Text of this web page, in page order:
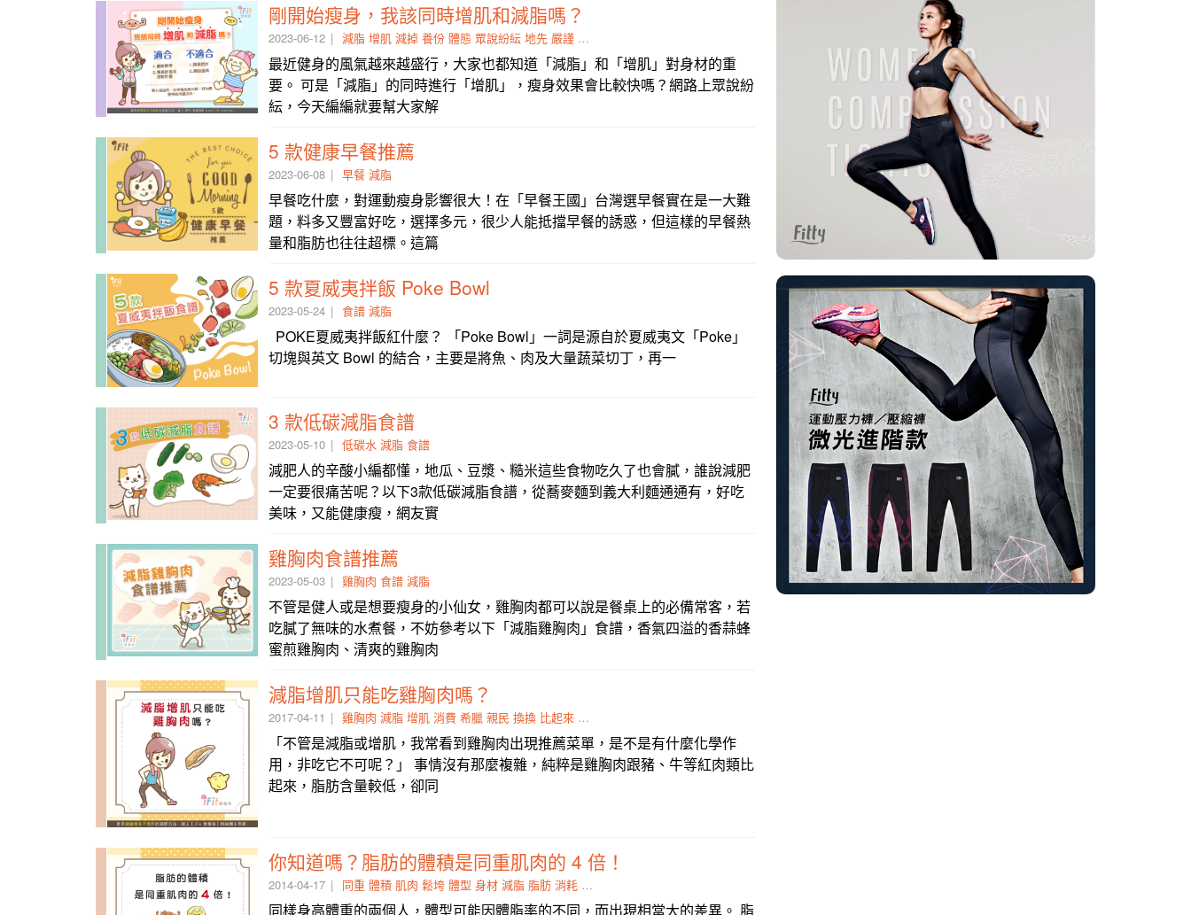
剛開始瘦身，我該同時增肌和減脂嗎？
2023-06-12 減脂 增肌 減掉 養份 體態 眾說紛紜 地先 嚴謹 作用力
最近健身的風氣越來越盛行，大家也都知道「減脂」和「增肌」對身材的重
要。 可是「減脂」的同時進行「增肌」，瘦身效果會比較快嗎？網路上眾說紛
紜，今天編編就要幫大家解
5 款健康早餐推薦
2023-06-08 早餐 減脂
早餐吃什麼，對運動瘦身影響很大！在「早餐王國」台灣選早餐實在是一大難
題，料多又豐富好吃，選擇多元，很少人能抵擋早餐的誘惑，但這樣的早餐熱
量和脂肪也往往超標。這篇
5 款夏威夷拌飯 Poke Bowl
2023-05-24 食譜 減脂
POKE夏威夷拌飯紅什麼？ 「Poke Bowl」一詞是源自於夏威夷文「Poke」
切塊與英文 Bowl 的結合，主要是將魚、肉及大量蔬菜切丁，再一
3 款低碳減脂食譜
2023-05-10 低碳水 減脂 食譜
減肥人的辛酸小編都懂，地瓜、豆漿、糙米這些食物吃久了也會膩，誰說減肥
一定要很痛苦呢？以下3款低碳減脂食譜，從蕎麥麵到義大利麵通通有，好吃
美味，又能健康瘦，網友實
雞胸肉食譜推薦
2023-05-03 雞胸肉 食譜 減脂
不管是健人或是想要瘦身的小仙女，雞胸肉都可以說是餐桌上的必備常客，若
吃膩了無味的水煮餐，不妨參考以下「減脂雞胸肉」食譜，香氣四溢的香蒜蜂
蜜煎雞胸肉、清爽的雞胸肉
減脂增肌只能吃雞胸肉嗎？
2017-04-11 雞胸肉 減脂 增肌 消費 希臘 親民 換換 比起來 菜單
「不管是減脂或增肌，我常看到雞胸肉出現推薦菜單，是不是有什麼化學作
用，非吃它不可呢？」 事情沒有那麼複雜，純粹是雞胸肉跟豬、牛等紅肉類比
起來，脂肪含量較低，卻同
你知道嗎？脂肪的體積是同重肌肉的 4 倍！
2014-04-17 同重 體積 肌肉 鬆垮 體型 身材 減脂 脂肪 消耗 差異
同樣身高體重的兩個人，體型可能因體脂率的不同，而出現相當大的差異。 脂